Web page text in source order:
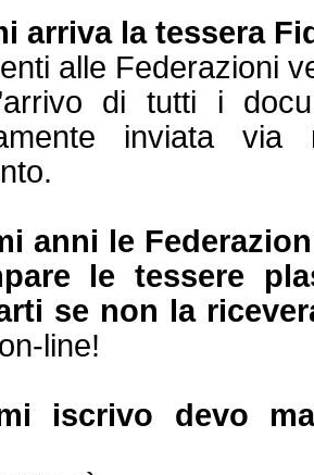
arriva la tessera
alle Federazioni
di tutti i
inviata
anni le
le tessere
se non la
line!
iscrivo devo